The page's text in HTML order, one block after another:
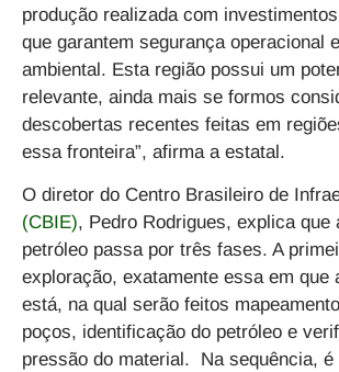
produção realizada com
que garantem segurança operacional
ambiental. Esta região possui um
relevante, ainda mais se formos
descobertas recentes feitas em
essa fronteira”, afirma a estatal.
O diretor do Centro Brasileiro de
(CBIE), Pedro Rodrigues, explica que
petróleo passa por três fases. A
exploração, exatamente essa em que
está, na qual serão feitos
poços, identificação do petróleo e
pressão do material. Na sequência, é